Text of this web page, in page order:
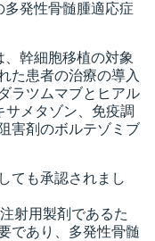
多発性骨髄腫適応症
幹細胞移植の対象
た患者の治療の導入
ラツムマブとヒアル
サメタゾン、免疫調
害剤のボルテゾミブ
ても承認されまし
射用製剤であるた
であり、多発性骨髄